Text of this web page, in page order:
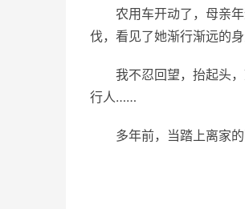
农用车开动了，母亲
伐，看见了她渐行渐远的身
我不忍回望，抬起头
行人……
多年前，当踏上离家